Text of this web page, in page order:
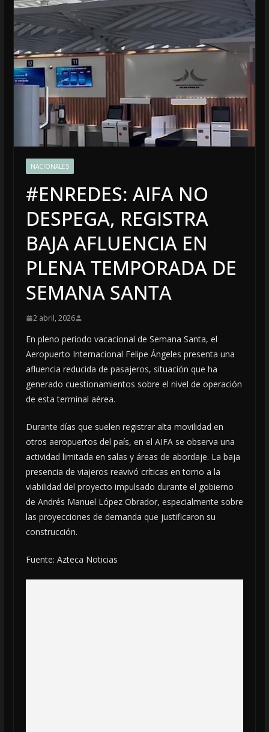
NACIONALES
#ENREDES: AIFA NO
DESPEGA, REGISTRA
BAJA AFLUENCIA EN
PLENA TEMPORADA DE
SEMANA SANTA
2 abril, 2026
En pleno periodo vacacional de Semana Santa, el
Aeropuerto Internacional Felipe Ángeles presenta una
afluencia reducida de pasajeros, situación que ha
generado cuestionamientos sobre el nivel de operación
de esta terminal aérea.
Durante días que suelen registrar alta movilidad en
otros aeropuertos del país, en el AIFA se observa una
actividad limitada en salas y áreas de abordaje. La baja
presencia de viajeros reavivó críticas en torno a la
viabilidad del proyecto impulsado durante el gobierno
de Andrés Manuel López Obrador, especialmente sobre
las proyecciones de demanda que justificaron su
construcción.
Fuente: Azteca Noticias